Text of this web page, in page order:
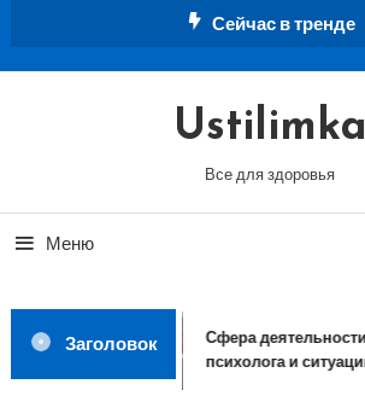
Сейчас в тренде
Ustilimka
Все для здоровья
Меню
Заголовок
Сфера
психолога и